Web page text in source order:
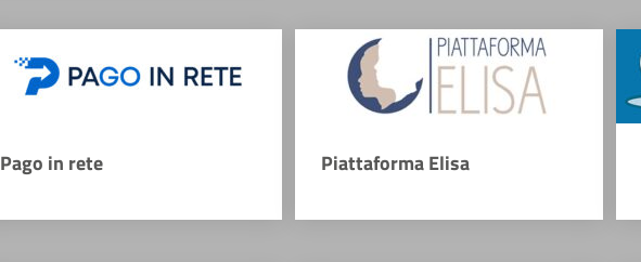
Pago in rete Piattaforma Elisa